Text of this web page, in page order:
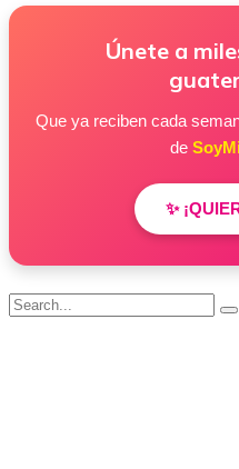
Únete a
Que ya reciben cada
de
✨